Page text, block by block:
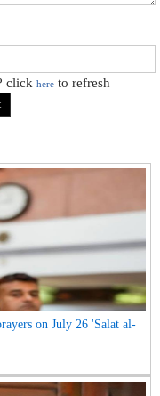
clickhere to refresh
on July 26 'Salat al-